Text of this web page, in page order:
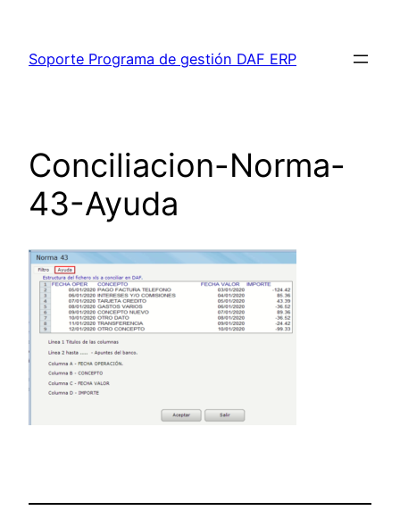
contenido
Soporte Programa de gestión DAF ERP
Conciliacion-Norma-
43-Ayuda